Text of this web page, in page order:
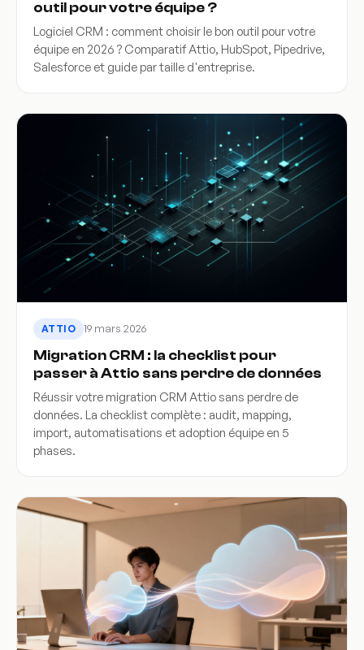
outil pour votre équipe ?
Logiciel CRM : comment choisir le bon outil pour votre
équipe en 2026 ? Comparatif Attio, HubSpot, Pipedrive,
Salesforce et guide par taille d'entreprise.
ATTIO 19 mars 2026
Migration CRM : la checklist pour
passer à Attio sans perdre de données
Réussir votre migration CRM Attio sans perdre de
données. La checklist complète : audit, mapping,
import, automatisations et adoption équipe en 5
phases.